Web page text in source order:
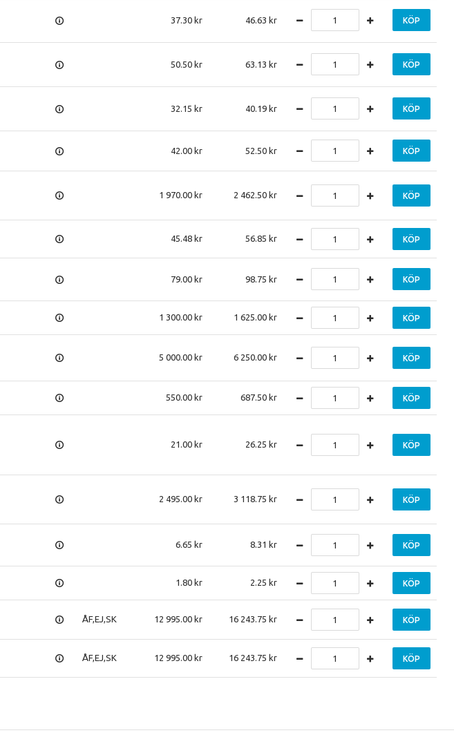
37.30 46.63 KÖP
50.50 63.13 KÖP
32.15 40.19 KÖP
42.00 52.50 KÖP
1 970.00 2 462.50 KÖP
45.48 56.85 KÖP
79.00 98.75 KÖP
1 300.00 1 625.00 KÖP
5 000.00 6 250.00 KÖP
550.00 687.50 KÖP
21.00 26.25 KÖP
2 495.00 3 118.75 KÖP
6.65 8.31 KÖP
1.80 2.25 KÖP
ÅF,EJ,SK 12 995.00 16 243.75 KÖP
ÅF,EJ,SK 12 995.00 16 243.75 KÖP